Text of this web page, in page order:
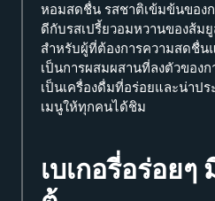
หอมสดชื่น รสชาติเข้มข้นของ
ดีกับรสเปรี้ยวอมหวานของส้ม
สำหรับผู้ที่ต้องการความสดชื่
เป็นการผสมผสานที่ลงตัวของ
เป็นเครื่องดื่มที่อร่อยและน่าป
เมนูให้ทุกคนได้ชิม
เบเกอรี่อร่อยๆ